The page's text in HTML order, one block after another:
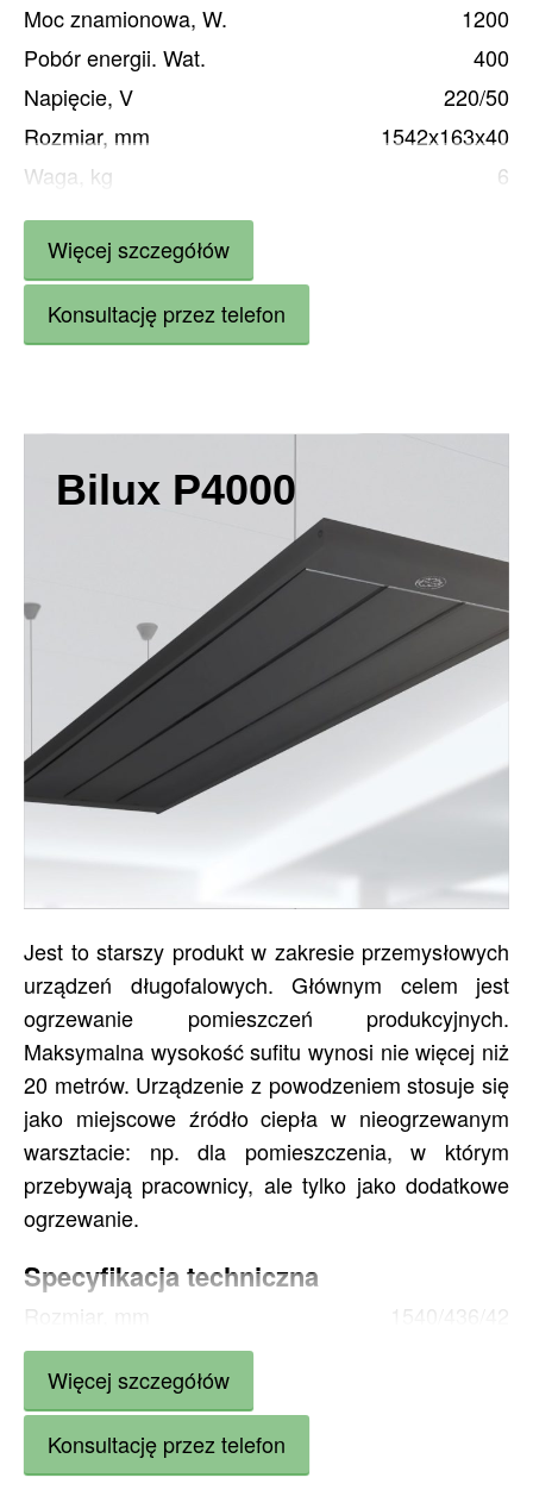
Moc znamionowa, W.
1200
Pobór energii. Wat.
400
Napięcie, V
220/50
Rozmiar, mm
1542х163х40
Waga, kg
6
Ogrzewanie, m2 (główne) do
Ogrzewanie, m2 (dodatkowe)* do
min. Wysokość m
Gwarancja, lata
Więcej szczegółów
Konsultację przez telefon
Bilux P4000
Jest to starszy produkt w zakresie przemysłowych
urządzeń długofalowych. Głównym celem jest
ogrzewanie pomieszczeń produkcyjnych.
Maksymalna wysokość sufitu wynosi nie więcej niż
20 metrów. Urządzenie z powodzeniem stosuje się
jako miejscowe źródło ciepła w nieogrzewanym
warsztacie: np. dla pomieszczenia, w którym
przebywają pracownicy, ale tylko jako dodatkowe
ogrzewanie.
Specyfikacja techniczna
Rozmiar, mm
1540/436/42
Wysokość zawieszenia, m
Moc znamionowa, W
Zużycie energii, kWh
Napięcie, V
Więcej szczegółów
Konsultację przez telefon